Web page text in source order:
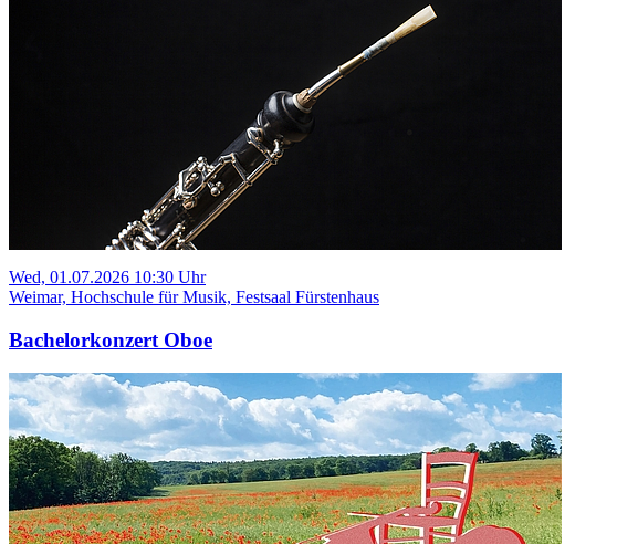
Wed, 01.07.2026 10:30 Uhr
Weimar, Hochschule für Musik, Festsaal Fürstenhaus
Bachelorkonzert Oboe